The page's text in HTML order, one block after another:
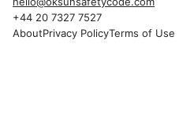
+44 20 7327 7527
AboutPrivacy PolicyTerms of Use